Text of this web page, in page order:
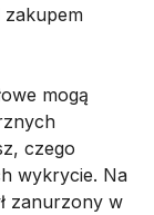
zakupem
mogą
czego
wykrycie. Na
zanurzony w